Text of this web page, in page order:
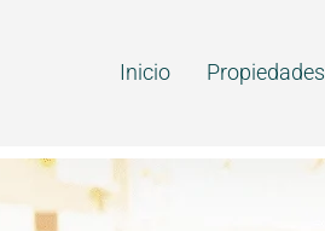
Inicio Propiedades